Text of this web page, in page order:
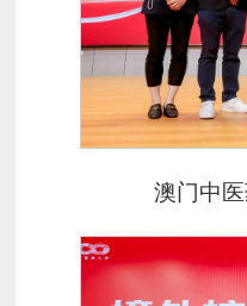
澳门中